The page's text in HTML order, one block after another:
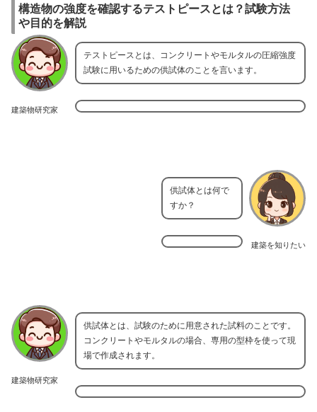
構造物の強度を確認するテストピースとは？試験方法
や目的を解説
建築物研究家
テストピースとは、コンクリートやモルタルの圧縮強度
試験に用いるための供試体のことを言います。
建築を知りたい
供試体とは何で
すか？
建築物研究家
供試体とは、試験のために用意された試料のことです。
コンクリートやモルタルの場合、専用の型枠を使って現
場で作成されます。